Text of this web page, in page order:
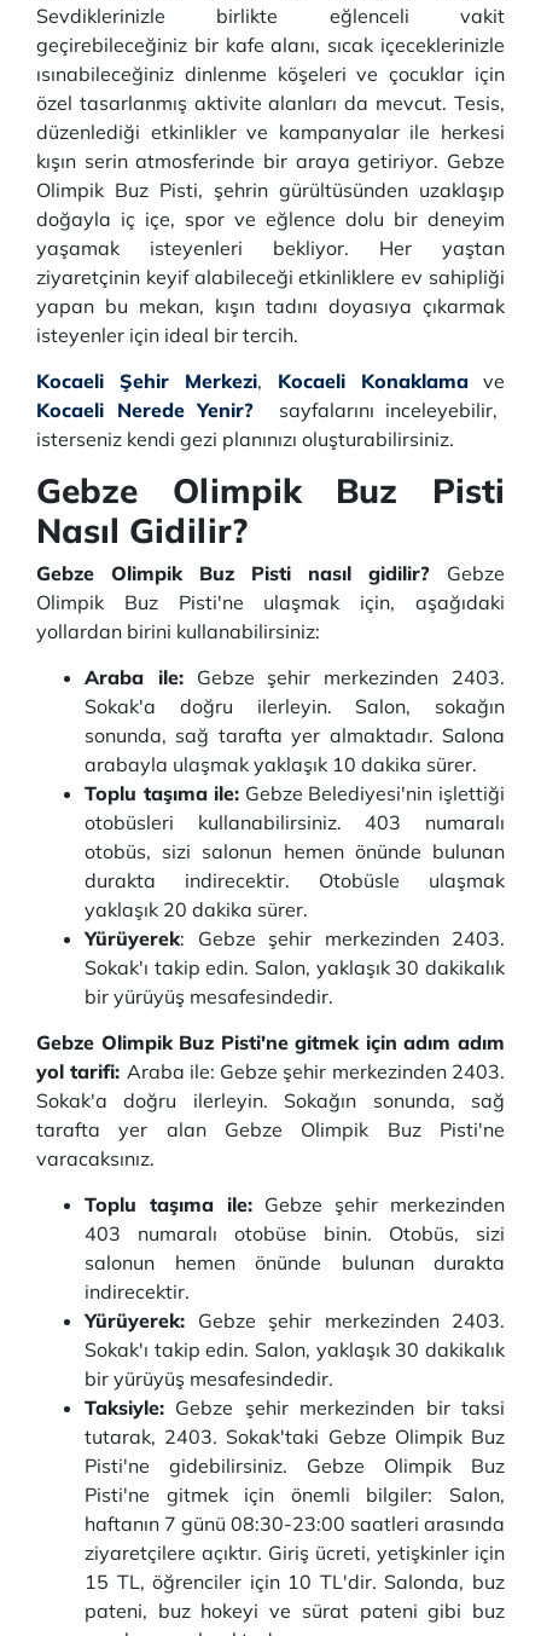
Sevdiklerinizle birlikte eğlenceli vakit
geçirebileceğiniz bir kafe alanı, sıcak içeceklerinizle
ısınabileceğiniz dinlenme köşeleri ve çocuklar için
özel tasarlanmış aktivite alanları da mevcut. Tesis,
düzenlediği etkinlikler ve kampanyalar ile herkesi
kışın serin atmosferinde bir araya getiriyor. Gebze
Olimpik Buz Pisti, şehrin gürültüsünden uzaklaşıp
doğayla iç içe, spor ve eğlence dolu bir deneyim
yaşamak isteyenleri bekliyor. Her yaştan
ziyaretçinin keyif alabileceği etkinliklere ev sahipliği
yapan bu mekan, kışın tadını doyasıya çıkarmak
isteyenler için ideal bir tercih.
Kocaeli Şehir Merkezi, Kocaeli Konaklamave
Kocaeli Nerede Yenir?
sayfalarını inceleyebilir,
isterseniz kendi gezi planınızı oluşturabilirsiniz.
Gebze Olimpik Buz Pisti
Nasıl Gidilir?
Gebze Olimpik Buz Pisti nasıl gidilir? Gebze
Olimpik Buz Pisti'ne ulaşmak için, aşağıdaki
yollardan birini kullanabilirsiniz:
Araba ile:Gebze şehir merkezinden 2403.
Sokak'a doğru ilerleyin. Salon, sokağın
sonunda, sağ tarafta yer almaktadır. Salona
arabayla ulaşmak yaklaşık 10 dakika sürer.
Toplu taşıma ile: Gebze Belediyesi'nin işlettiği
otobüsleri kullanabilirsiniz. 403 numaralı
otobüs, sizi salonun hemen önünde bulunan
durakta indirecektir. Otobüsle ulaşmak
yaklaşık 20 dakika sürer.
Yürüyerek: Gebze şehir merkezinden 2403.
Sokak'ı takip edin. Salon, yaklaşık 30 dakikalık
bir yürüyüş mesafesindedir.
Gebze Olimpik Buz Pisti'ne gitmek için adım adım
yol tarifi: Araba ile: Gebze şehir merkezinden 2403.
Sokak'a doğru ilerleyin. Sokağın sonunda, sağ
tarafta yer alan Gebze Olimpik Buz Pisti'ne
varacaksınız.
Toplu taşıma ile: Gebze şehir merkezinden
403 numaralı otobüse binin. Otobüs, sizi
salonun hemen önünde bulunan durakta
indirecektir.
Yürüyerek: Gebze şehir merkezinden 2403.
Sokak'ı takip edin. Salon, yaklaşık 30 dakikalık
bir yürüyüş mesafesindedir.
Taksiyle: Gebze şehir merkezinden bir taksi
tutarak, 2403. Sokak'taki Gebze Olimpik Buz
Pisti'ne gidebilirsiniz. Gebze Olimpik Buz
Pisti'ne gitmek için önemli bilgiler: Salon,
haftanın 7 günü 08:30-23:00 saatleri arasında
ziyaretçilere açıktır. Giriş ücreti, yetişkinler için
15 TL, öğrenciler için 10 TL'dir. Salonda, buz
pateni, buz hokeyi ve sürat pateni gibi buz